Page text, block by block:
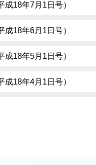
18年7月1日号）
18年6月1日号）
18年5月1日号）
18年4月1日号）